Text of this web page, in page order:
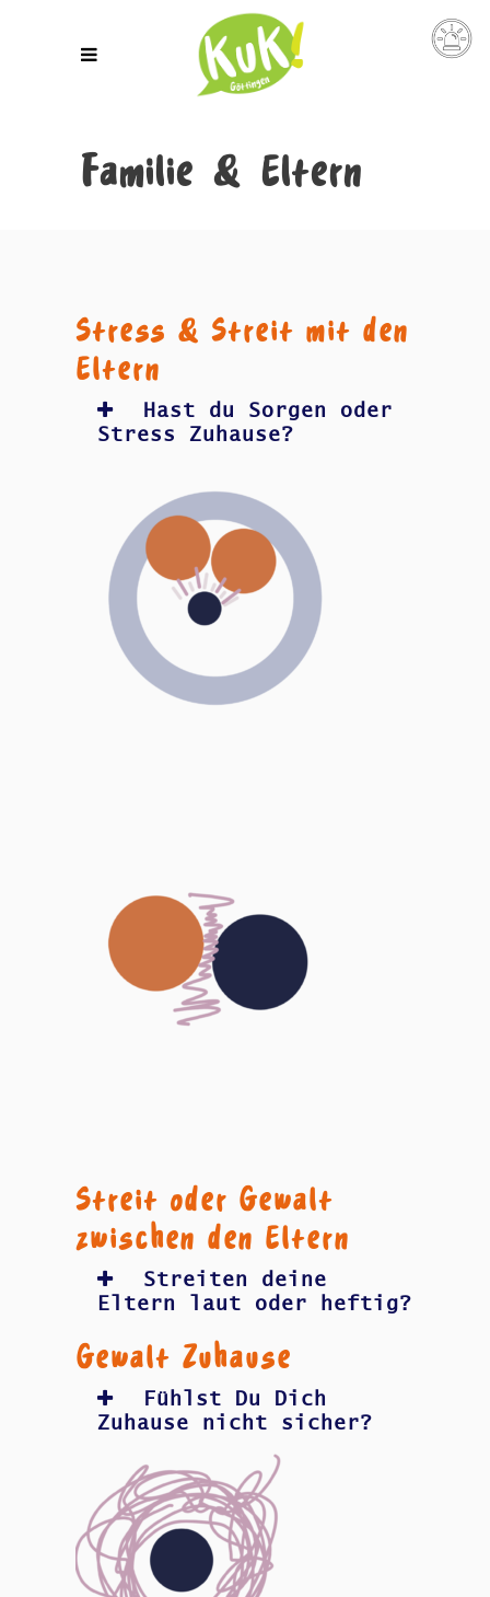
Familie & Eltern
Stress & Streit mit den
Eltern
Hast du Sorgen oder
Stress Zuhause?
Streit oder Gewalt
zwischen den Eltern
Streiten deine
Eltern laut oder heftig?
Gewalt Zuhause
Fühlst Du Dich
Zuhause nicht sicher?